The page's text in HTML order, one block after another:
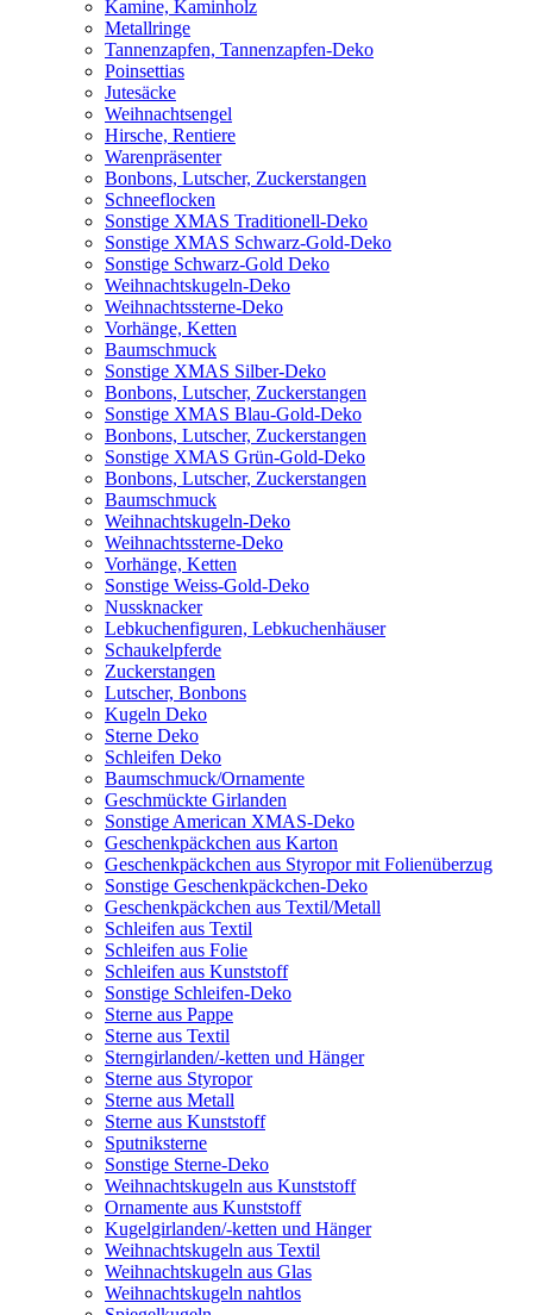
Kamine, Kaminholz
Metallringe
Tannenzapfen, Tannenzapfen-Deko
Poinsettias
Jutesäcke
Weihnachtsengel
Hirsche, Rentiere
Warenpräsenter
Bonbons, Lutscher, Zuckerstangen
Schneeflocken
Sonstige XMAS Traditionell-Deko
Sonstige XMAS Schwarz-Gold-Deko
Sonstige Schwarz-Gold Deko
Weihnachtskugeln-Deko
Weihnachtssterne-Deko
Vorhänge, Ketten
Baumschmuck
Sonstige XMAS Silber-Deko
Bonbons, Lutscher, Zuckerstangen
Sonstige XMAS Blau-Gold-Deko
Bonbons, Lutscher, Zuckerstangen
Sonstige XMAS Grün-Gold-Deko
Bonbons, Lutscher, Zuckerstangen
Baumschmuck
Weihnachtskugeln-Deko
Weihnachtssterne-Deko
Vorhänge, Ketten
Sonstige Weiss-Gold-Deko
Nussknacker
Lebkuchenfiguren, Lebkuchenhäuser
Schaukelpferde
Zuckerstangen
Lutscher, Bonbons
Kugeln Deko
Sterne Deko
Schleifen Deko
Baumschmuck/Ornamente
Geschmückte Girlanden
Sonstige American XMAS-Deko
Geschenkpäckchen aus Karton
Geschenkpäckchen aus Styropor mit Folienüberzug
Sonstige Geschenkpäckchen-Deko
Geschenkpäckchen aus Textil/Metall
Schleifen aus Textil
Schleifen aus Folie
Schleifen aus Kunststoff
Sonstige Schleifen-Deko
Sterne aus Pappe
Sterne aus Textil
Sterngirlanden/-ketten und Hänger
Sterne aus Styropor
Sterne aus Metall
Sterne aus Kunststoff
Sputniksterne
Sonstige Sterne-Deko
Weihnachtskugeln aus Kunststoff
Ornamente aus Kunststoff
Kugelgirlanden/-ketten und Hänger
Weihnachtskugeln aus Textil
Weihnachtskugeln aus Glas
Weihnachtskugeln nahtlos